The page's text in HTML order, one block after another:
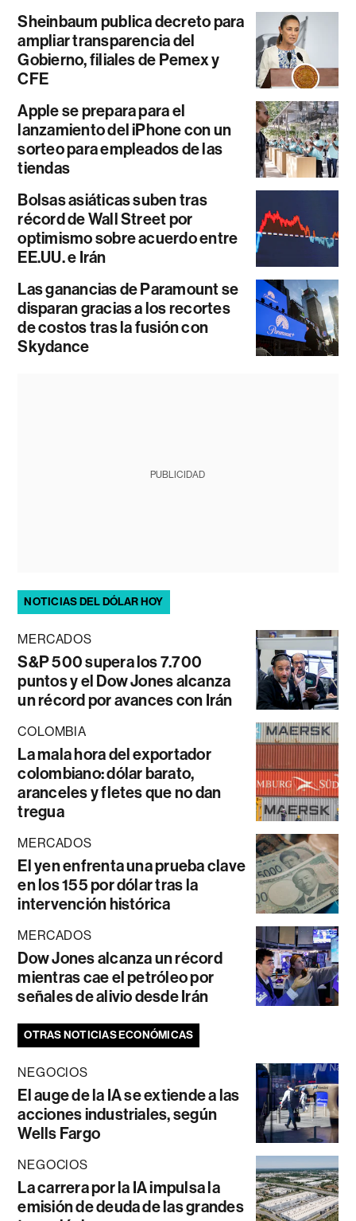
Sheinbaum publica decreto para
ampliar transparencia del
Gobierno, filiales de Pemex y
CFE
Apple se prepara para el
lanzamiento del iPhone con un
sorteo para empleados de las
tiendas
Bolsas asiáticas suben tras
récord de Wall Street por
optimismo sobre acuerdo entre
EE.UU. e Irán
Las ganancias de Paramount se
disparan gracias a los recortes
de costos tras la fusión con
Skydance
PUBLICIDAD
NOTICIAS DEL DÓLAR HOY
MERCADOS
S&P 500 supera los 7.700
puntos y el Dow Jones alcanza
un récord por avances con Irán
COLOMBIA
La mala hora del exportador
colombiano: dólar barato,
aranceles y fletes que no dan
tregua
MERCADOS
El yen enfrenta una prueba clave
en los 155 por dólar tras la
intervención histórica
MERCADOS
Dow Jones alcanza un récord
mientras cae el petróleo por
señales de alivio desde Irán
OTRAS NOTICIAS ECONÓMICAS
NEGOCIOS
El auge de la IA se extiende a las
acciones industriales, según
Wells Fargo
NEGOCIOS
La carrera por la IA impulsa la
emisión de deuda de las grandes